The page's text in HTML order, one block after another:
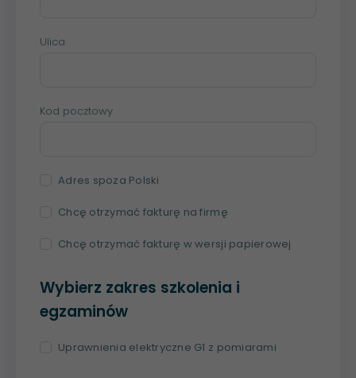
Ulica
Kod pocztowy
Adres spoza Polski
Chcę otrzymać fakturę na firmę
Chcę otrzymać fakturę w wersji papierowej
Wybierz zakres szkolenia i
egzaminów
Uprawnienia elektryczne G1 z pomiarami